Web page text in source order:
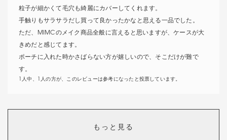
粒子が細かくて毛穴も綺麗にカバーしてくれます。
手触りもサラサラだし買って良かったかなと思える一品でした。
ただ、MIMCのメイク商品全般に言えると思いますが、ケースが大
きめだと感じてます。
ポーチに入れた時かさばらない方が嬉しいので、そこだけが難で
す。
1人中、1人の方が、このレビューは参考になったと投票しています。
買って良かった
もっと見る